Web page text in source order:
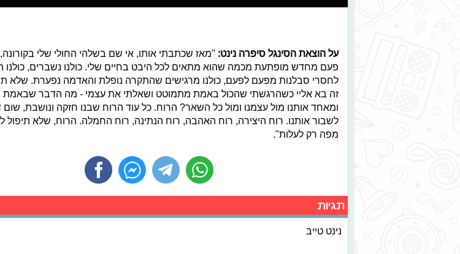
על הוצאת הסינגל סיפרה נינט: "מאז שכתבתי אותו, אי שם בשלהי החולי שלי בקורונה,
פעם מחדש מופתעת מכמה שהוא מתאים לכל היבט בחיים שלי. כולנו נשברים, כולנו
לחסרי סבלנות מפעם לפעם, כולנו מרגישים שהתקרה נופלת והאדמה נפערת. שלא
זה בא אליי כשהרגשתי שהכול באמת מתמוטט ושאלתי את עצמי - מה הדבר שבאמת
ומאחד אותנו מול עצמנו ומול כל השאר? הרוח. כל עוד הרוח שבנו חזקה ונושבת, שום
לשבור אותנו. רוח היצירה, רוח האהבה, רוח הנתינה, רוח החמלה. הרוח, שלא תיפול לי
מפה רק לעלות".
תגיות
נינט טייב